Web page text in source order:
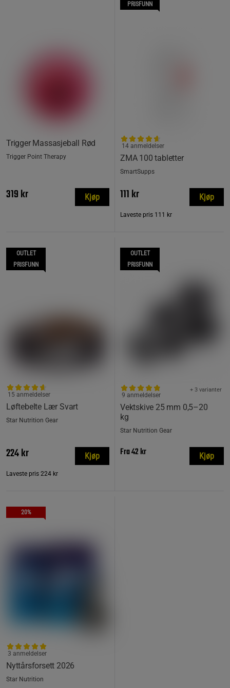
Trigger Massasjeball Rød
Trigger Point Therapy
319 kr Kjøp
PRISFUNN
ZMA 100 tabletter
14 anmeldelser
SmartSupps
111 kr
Laveste pris 111 kr
Kjøp
OUTLET
PRISFUNN
Løftebelte Lær Svart
15 anmeldelser
Star Nutrition Gear
224 kr
Laveste pris 224 kr
Kjøp
OUTLET
PRISFUNN
Vektskive 25 mm 0,5–20
kg
+ 3 varianter
9 anmeldelser
Star Nutrition Gear
Fra42 kr Kjøp
20%
Nyttårsforsett 2026
3 anmeldelser
Star Nutrition